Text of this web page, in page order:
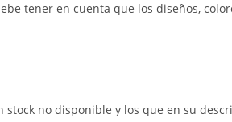
tener en cuenta que los diseños,
no disponible y los que en su